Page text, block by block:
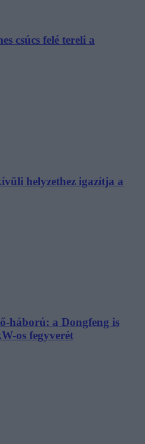
csúcs felé tereli a
helyzethez igazítja a
háború: a Dongfeng is
os fegyverét